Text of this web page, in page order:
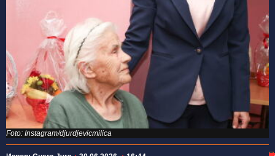
Foto: Instagram/djurdjevicmilica